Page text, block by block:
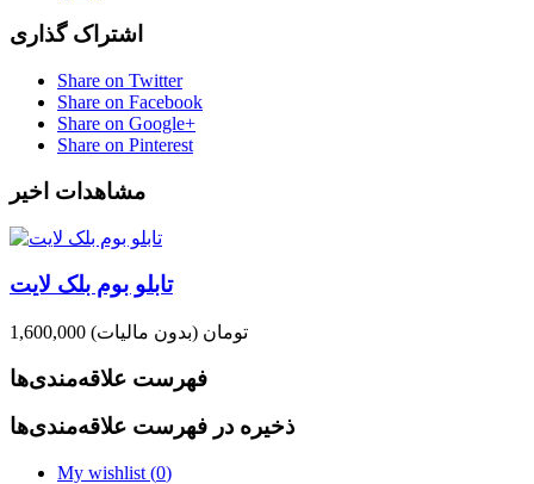
اشتراک گذاری
Share on Twitter
Share on Facebook
Share on Google+
Share on Pinterest
مشاهدات اخیر
تابلو بوم بلک لایت
1,600,000 تومان (بدون مالیات)
فهرست علاقه‌مندی‌ها
ذخیره در فهرست علاقه‌مندی‌ها
My wishlist (0)